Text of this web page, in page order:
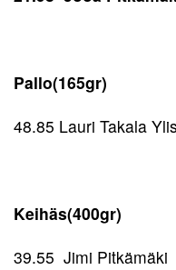
Pallo(165gr)
48.85 Lauri Takala
Keihäs(400gr)
39.55 Jimi